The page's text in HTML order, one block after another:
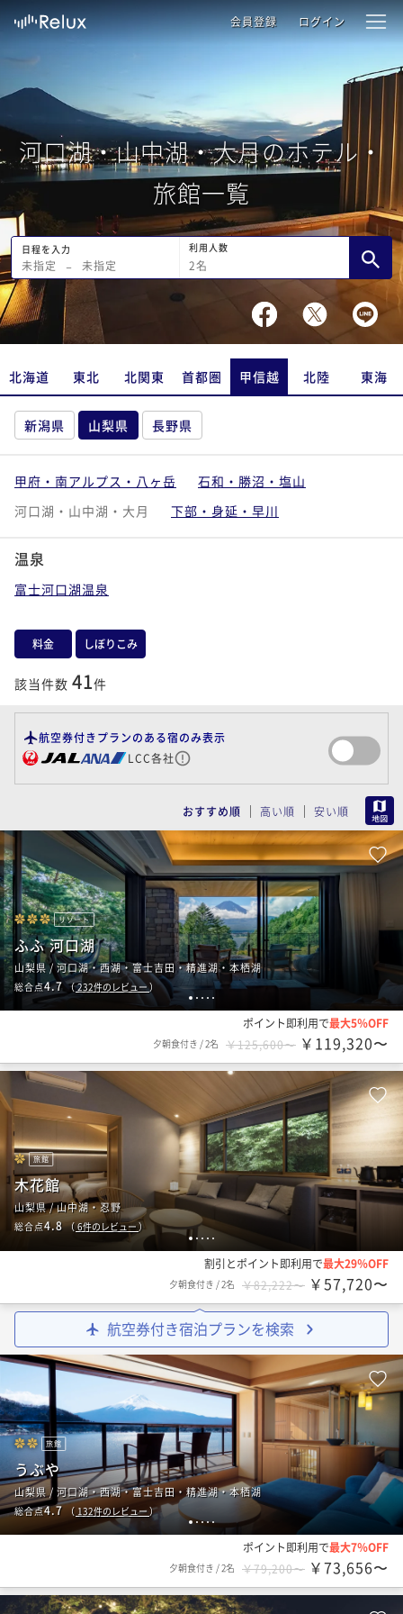
会員登録 ログイン
河口湖・山中湖・大月のホテル・
旅館一覧
日程を入力
未指定 − 未指定
利用人数
2名
北海道 東北 北関東 首都圏 甲信越 北陸 東海
新潟県 山梨県 長野県
甲府・南アルプス・八ヶ岳
石和・勝沼・塩山
河口湖・山中湖・大月
下部・身延・早川
温泉
富士河口湖温泉
料金 しぼりこみ
該当件数 41件
航空券付きプランのある宿のみ表示
LCC各社
おすすめ順 高い順 安い順
1 2 3 4 5
リゾート
ふふ 河口湖
山梨県 / 河口湖・西湖・富士吉田・精進湖・本栖湖
総合点4.7 （232件のレビュー）
ポイント即利用で最大5％OFF
夕朝食付き /2名 ￥125,600〜 ￥119,320〜
1 2 3 4 5
旅館
木花館
山梨県 / 山中湖・忍野
総合点4.8（6件のレビュー）
割引とポイント即利用で最大29％OFF
夕朝食付き /2名 ￥82,222〜 ￥57,720〜
航空券付き宿泊プランを検索
12345
旅館
うぶや
山梨県 / 河口湖・西湖・富士吉田・精進湖・本栖湖
総合点4.7 （ 132件のレビュー）
ポイント即利用で最大7％OFF
夕朝食付き /2名 ￥79,200〜 ￥73,656〜